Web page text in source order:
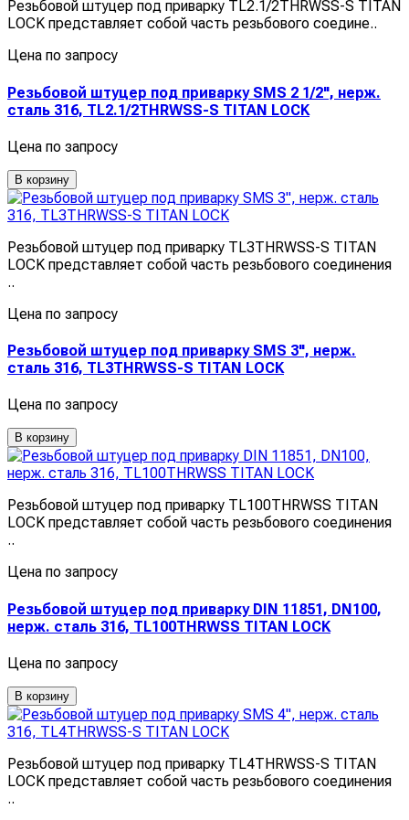
Резьбовой штуцер под приварку TL2.1/2THRWSS-S TITAN
LOCK представляет собой часть резьбового соедине..
Цена по запросу
Резьбовой штуцер под приварку SMS 2 1/2", нерж.
сталь 316, TL2.1/2THRWSS-S TITAN LOCK
Цена по запросу
В корзину
Резьбовой штуцер под приварку TL3THRWSS-S TITAN
LOCK представляет собой часть резьбового соединения
..
Цена по запросу
Резьбовой штуцер под приварку SMS 3", нерж.
сталь 316, TL3THRWSS-S TITAN LOCK
Цена по запросу
В корзину
Резьбовой штуцер под приварку TL100THRWSS TITAN
LOCK представляет собой часть резьбового соединения
..
Цена по запросу
Резьбовой штуцер под приварку DIN 11851, DN100,
нерж. сталь 316, TL100THRWSS TITAN LOCK
Цена по запросу
В корзину
Резьбовой штуцер под приварку TL4THRWSS-S TITAN
LOCK представляет собой часть резьбового соединения
..